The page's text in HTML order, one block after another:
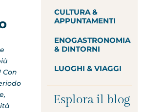
Con
CULTURA &
APPUNTAMENTI
ENOGASTRONOMIA
& DINTORNI
LUOGHI & VIAGGI
Esplora il blog